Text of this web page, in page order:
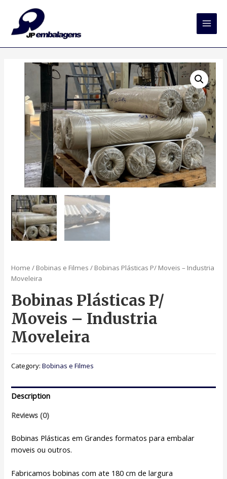
Main
Home / Bobinas e Filmes / Bobinas Plásticas P/ Moveis – Industria
Moveleira
Bobinas Plásticas P/
Moveis – Industria
Moveleira
Category:Bobinas e Filmes
Description
Reviews (0)
Bobinas Plásticas em Grandes formatos para embalar
moveis ou outros.
Fabricamos bobinas com ate 180 cm de largura